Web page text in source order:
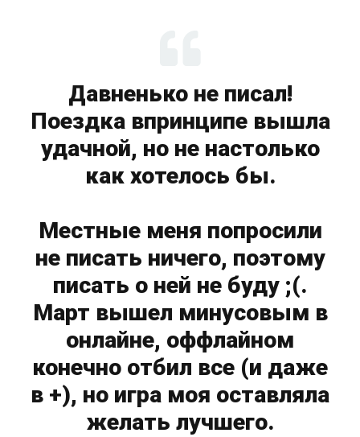
Давненько не писал!
Поездка впринципе вышла
удачной, но не настолько
как хотелось бы.
Местные меня попросили
не писать ничего, поэтому
писать о ней не буду ;(.
Март вышел минусовым в
онлайне, оффлайном
конечно отбил все (и даже
в +), но игра моя оставляла
желать лучшего.